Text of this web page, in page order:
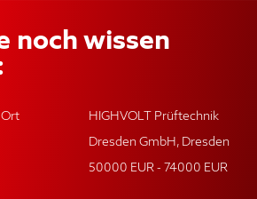
noch wissen
HIGHVOLT Prüftechnik
Dresden GmbH, Dresden
50000 EUR - 74000 EUR